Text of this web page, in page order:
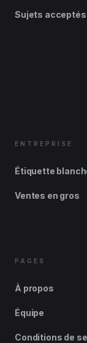
Sujets acceptés
ENTREPRISE
Étiquette
Ventes en gros
PAGES
À propos
Équipe
Conditions de